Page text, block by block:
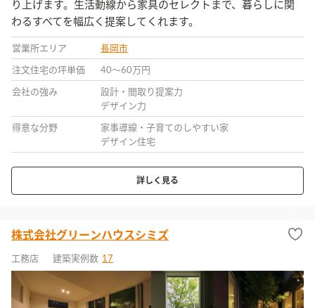
り上げます。生活動線から家具のセレクトまで、暮らしに関
わるすべてを幅広く提案してくれます。
営業所エリア 長岡市
注文住宅の坪単価 40〜60万円
会社の強み
設計・間取り提案力
デザイン力
得意な分野
家事導線・子育てのしやすい家
デザイン住宅
詳しく見る
株式会社グリーンハウスシミズ
工務店 建築実例数 17